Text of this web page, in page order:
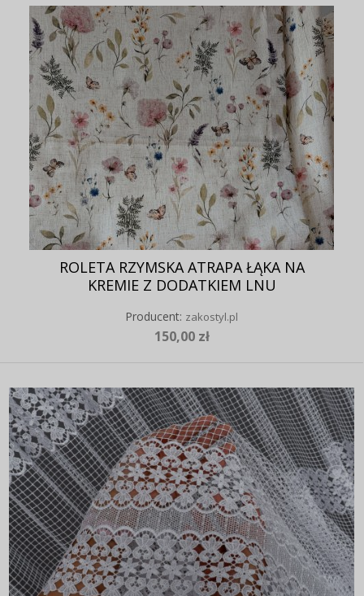
ROLETA RZYMSKA ATRAPA ŁĄKA NA
KREMIE Z DODATKIEM LNU
Producent: zakostyl.pl
150,00 zł